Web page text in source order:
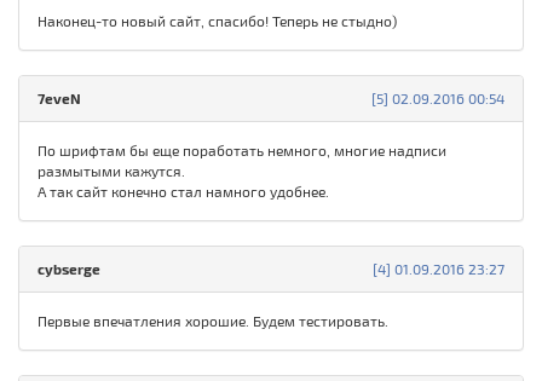
Наконец-то новый сайт, спасибо! Теперь не стыдно)
[5] 02.09.2016 00:54
7eveN
По шрифтам бы еще поработать немного, многие надписи
размытыми кажутся.
А так сайт конечно стал намного удобнее.
[4] 01.09.2016 23:27
cybserge
Первые впечатления хорошие. Будем тестировать.